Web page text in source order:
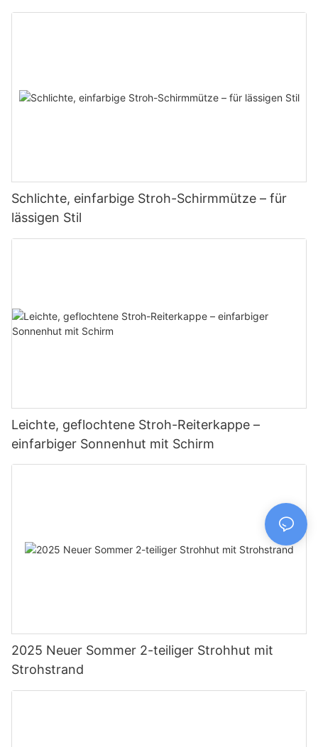
verstellbarem Riemen
Schlichte, einfarbige Stroh-Schirmmütze – für
lässigen Stil
Leichte, geflochtene Stroh-Reiterkappe –
einfarbiger Sonnenhut mit Schirm
2025 Neuer Sommer 2-teiliger Strohhut mit
Strohstrand